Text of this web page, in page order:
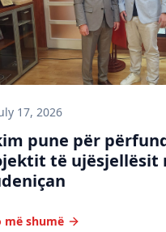
17, 2026
pune për
të ujësjellësit
më shumë